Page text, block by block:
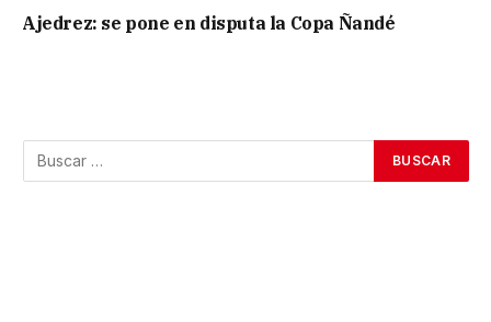
Ajedrez: se pone en disputa la Copa Ñandé